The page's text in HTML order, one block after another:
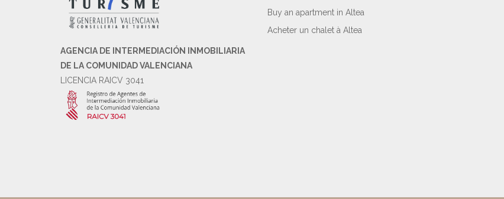
AGENCIA DE INTERMEDIACIÓN INMOBILIARIA
DE LA COMUNIDAD VALENCIANA
LICENCIA RAICV 3041
Buy an apartment in Altea
Acheter un chalet à Altea